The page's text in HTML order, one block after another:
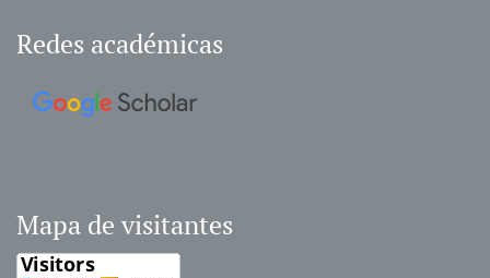
Redes académicas
Mapa de visitantes